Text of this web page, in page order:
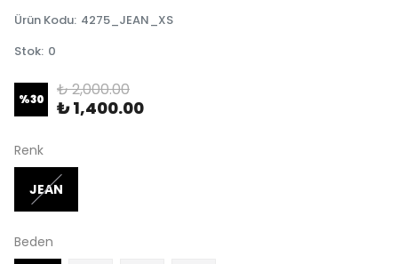
Ürün Kodu: 4275_JEAN_XS
Stok: 0
%30 ₺ 2,000.00
₺ 1,400.00
Renk
JEAN
Beden